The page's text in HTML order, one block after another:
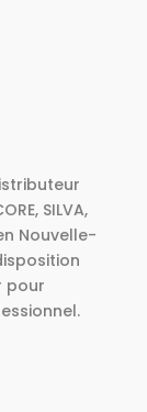
SILVA,
en Nouvelle-
pour